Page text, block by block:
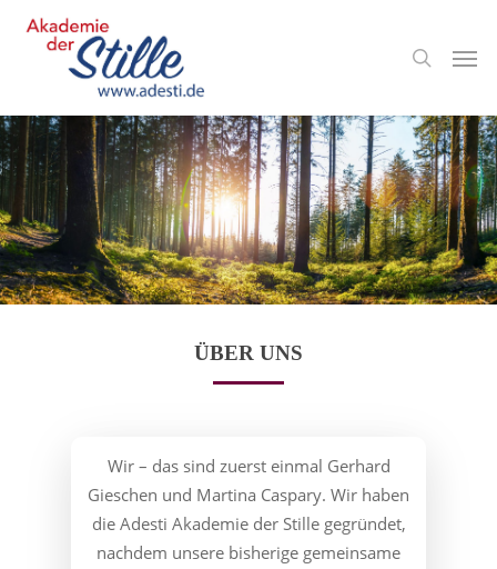
ÜBER UNS
Wir – das sind zuerst einmal Gerhard
Gieschen und Martina Caspary. Wir haben
die Adesti Akademie der Stille gegründet,
nachdem unsere bisherige gemeinsame